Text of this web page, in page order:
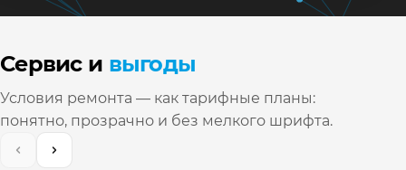
Сервис и выгоды
Условия ремонта — как тарифные планы:
понятно, прозрачно и без мелкого шрифта.